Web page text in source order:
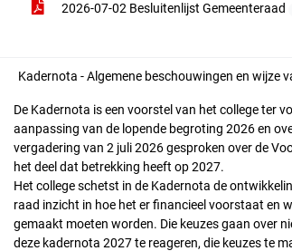
2026-07-02 Besluitenlijst Gemeenteraad
Kadernota - Algemene beschouwingen en wijze
De Kadernota is een voorstel van het college ter
aanpassing van de lopende begroting 2026 en
vergadering van 2 juli 2026 gesproken over de
het deel dat betrekking heeft op 2027.
Het college schetst in de Kadernota de
raad inzicht in hoe het er financieel voorstaat en
gemaakt moeten worden. Die keuzes gaan over
deze kadernota 2027 te reageren, die keuzes te